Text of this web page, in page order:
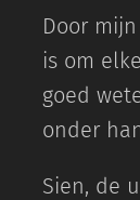
Door
is om
goed
onder
Sien, de